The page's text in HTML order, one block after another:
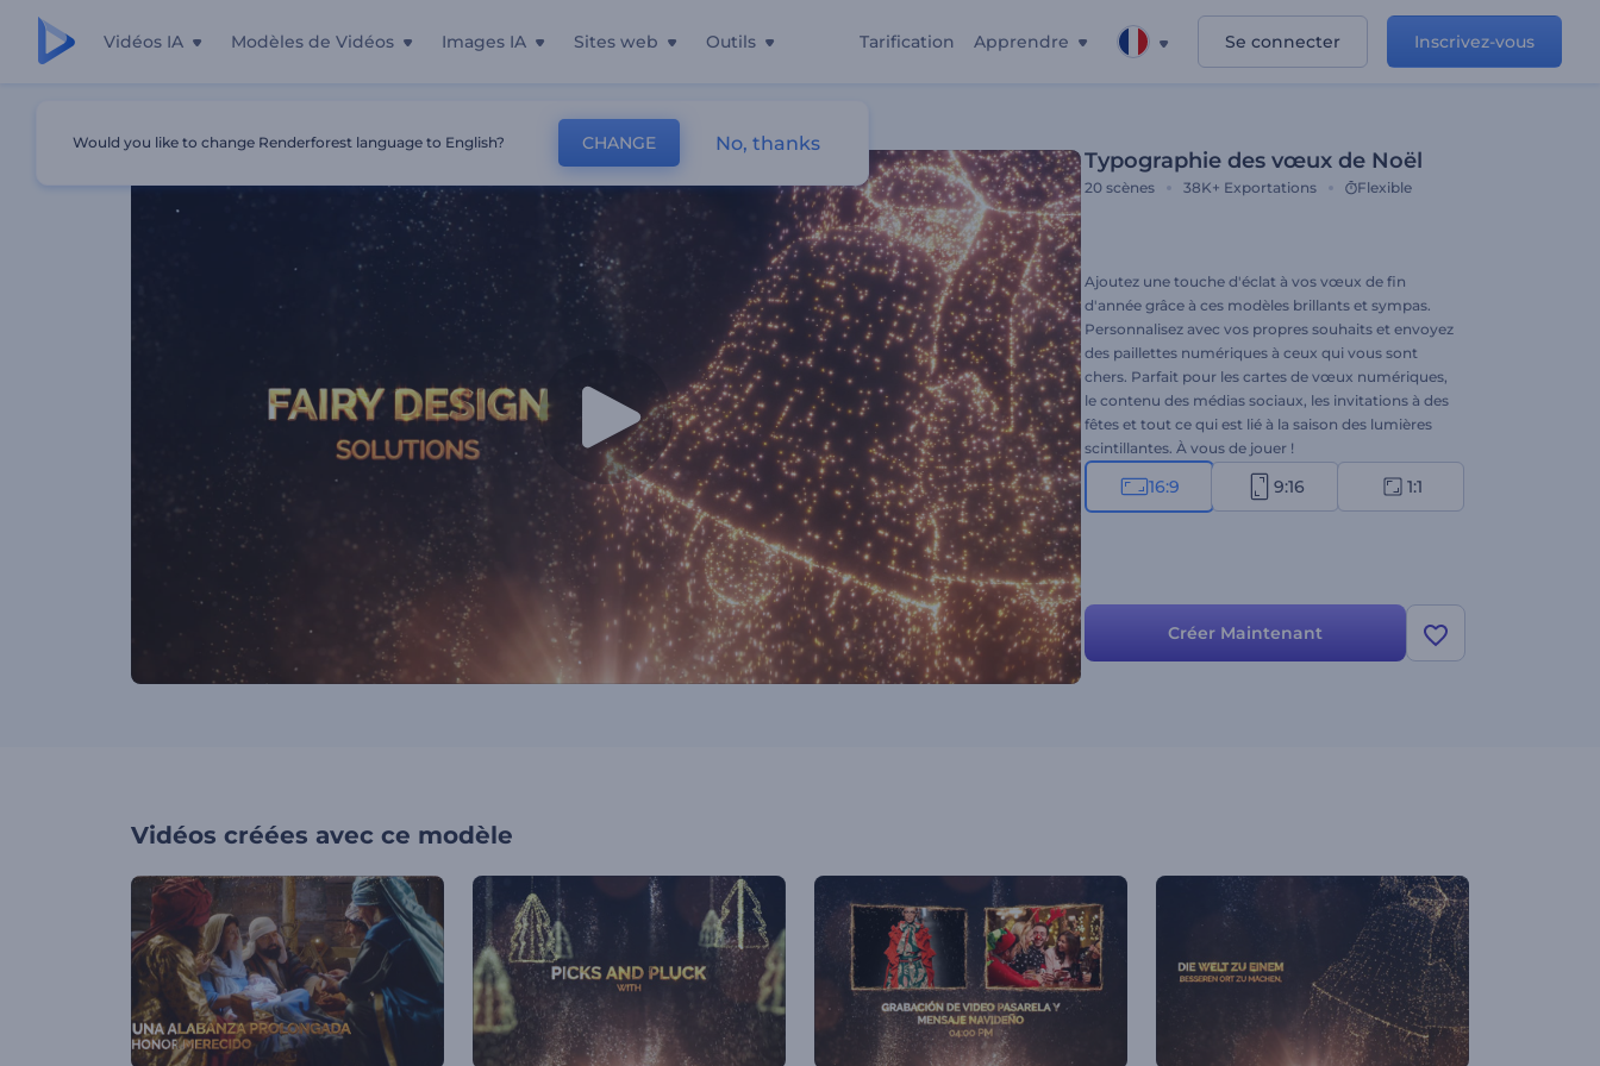
Vidéos IA Modèles de Vidéos Images IA Sites web Outils Tarification Apprendre Se connecter Inscrivez-vous
Typographie des vœux de Noël
20 scènes 38K+ Exportations Flexible
Ajoutez une touche d'éclat à vos vœux de fin
d'année grâce à ces modèles brillants et sympas.
Personnalisez avec vos propres souhaits et envoyez
des paillettes numériques à ceux qui vous sont
chers. Parfait pour les cartes de vœux numériques,
le contenu des médias sociaux, les invitations à des
fêtes et tout ce qui est lié à la saison des lumières
scintillantes. À vous de jouer !
16:9 9:16 1:1
Créer Maintenant
Vidéos créées avec ce modèle
Would you like to change Renderforest language to English? CHANGE No, thanks